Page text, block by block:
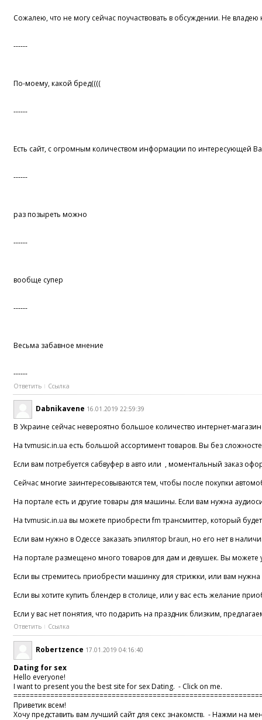
Сожалею, что не могу сейчас поучаствовать в обсуждении. Не
------
По-моему, какой бред((((
------
Есть сайт, с огромным количеством информации по интересующей
------
раз позыреть можно
------
вообще супер
------
Весьма забавное мнение
------
Ответить Ссылка
Dabnikavene 16.01.2019 22:59:39
В Украине сейчас невероятно большое количество интернет-
На tvmusic.in.ua есть большой ассортимент товаров. Вы без
Если вам потребуется сабвуфер в авто или , моментальный заказ
Сейчас многие заинтересовываются тем, чтобы после покупки
На портале есть и другие товары для машины. Если вам нужна
На tvmusic.in.ua вы можете приобрести fm трансмиттер, который
Если вам нужно в Одессе заказать эпилятор braun, но его нет в
На портале размещено много товаров для дам и девушек. Вы можете
Если вы стремитесь приобрести машинку для стрижки, или вам
Если вы хотите купить блендер в столице, или у вас есть желание
Если у вас нет понятия, что подарить на праздник близким,
Ответить Ссылка
Robertzence 17.01.2019 04:16:40
Dating for sex
Hello everyone!
I want to present you the best site for sex Dating. - Click on me.
Приветик всем!
Хочу представить вам лучший сайт для секс знакомств. - Нажми на